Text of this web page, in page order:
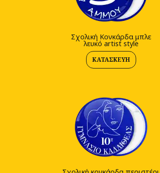
Σχολική Κονκάρδα μπλε
λευκό artist style
ΚΑΤΑΣΚΕΥΉ